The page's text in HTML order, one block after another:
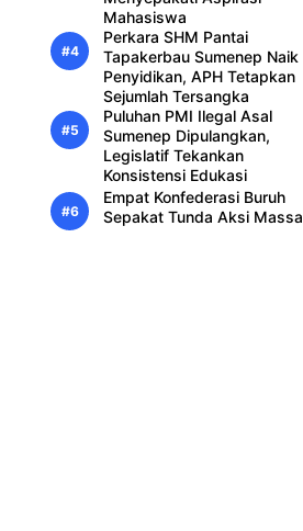
Mahasiswa
Perkara SHM Pantai
Tapakerbau Sumenep Naik
Penyidikan, APH Tetapkan
Sejumlah Tersangka
Puluhan PMI Ilegal Asal
Sumenep Dipulangkan,
Legislatif Tekankan
Konsistensi Edukasi
Empat Konfederasi Buruh
Sepakat Tunda Aksi Massa